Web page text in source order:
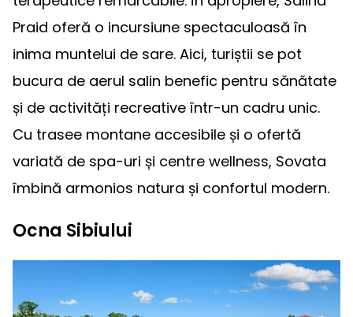
Praid oferă o incursiune spectaculoasă în
inima muntelui de sare. Aici, turiștii se pot
bucura de aerul salin benefic pentru sănătate
și de activități recreative într-un cadru unic.
Cu trasee montane accesibile și o ofertă
variată de spa-uri și centre wellness, Sovata
îmbină armonios natura și confortul modern.
Ocna Sibiului